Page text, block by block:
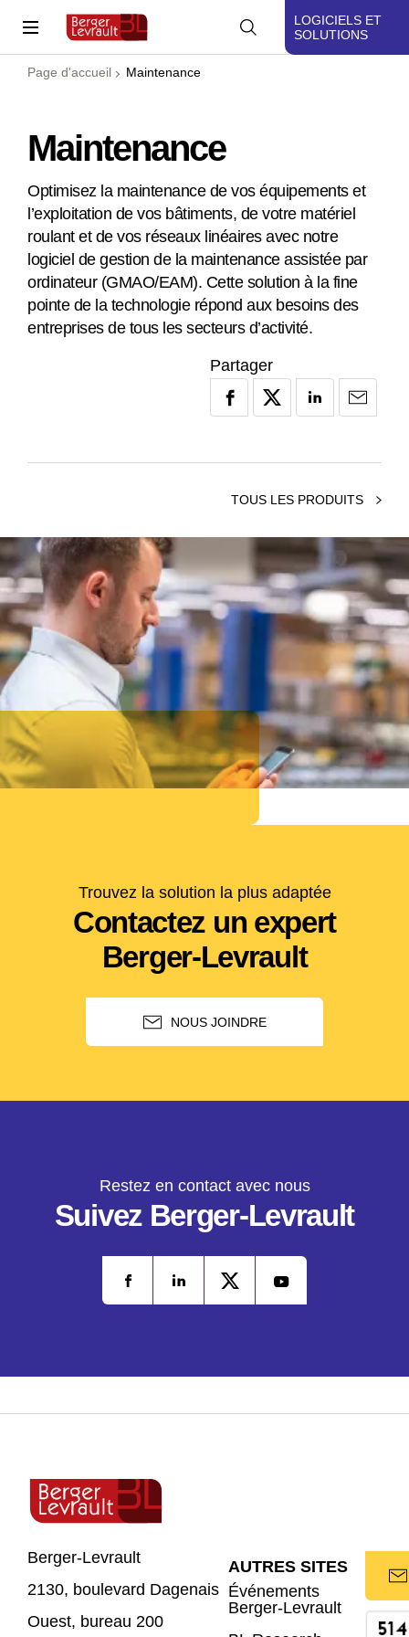
LOGICIELS ET
SOLUTIONS
Page d'accueil Maintenance
Maintenance
Optimisez la maintenance de vos équipements et
l’exploitation de vos bâtiments, de votre matériel
roulant et de vos réseaux linéaires avec notre
logiciel de gestion de la maintenance assistée par
ordinateur (GMAO/EAM). Cette solution à la fine
pointe de la technologie répond aux besoins des
entreprises de tous les secteurs d’activité.
Partager
TOUS LES PRODUITS
Trouvez la solution la plus adaptée
Contactez un expert
Berger-Levrault
NOUS JOINDRE
Restez en contact avec nous
Suivez Berger-Levrault
Berger-Levrault
2130, boulevard Dagenais
Ouest, bureau 200
AUTRES SITES
Événements
Berger-Levrault